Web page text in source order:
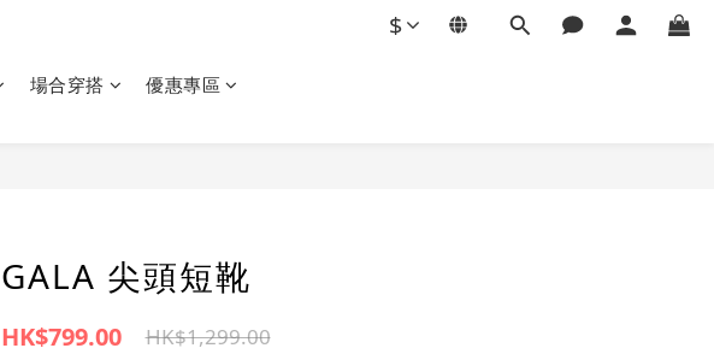
$
場合穿搭 優惠專區
GALA 尖頭短靴
HK$799.00 HK$1,299.00